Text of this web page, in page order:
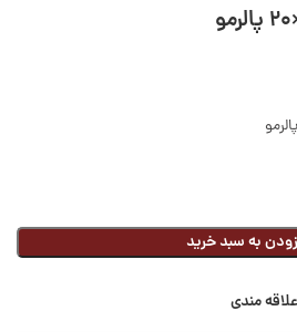
به سبد خرید
مندی